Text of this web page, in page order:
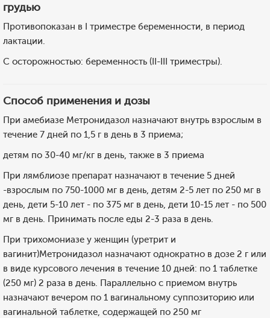
грудью
Противопоказан в I триместре беременности, в период
лактации.
С осторожностью: беременность (II-III триместры).
Способ применения и дозы
При амебиазе Метронидазол назначают внутрь взрослым в
течение 7 дней по 1,5 г в день в 3 приема;
детям по 30-40 мг/кг в день, также в 3 приема
При лямблиозе препарат назначают в течение 5 дней
-взрослым по 750-1000 мг в день, детям 2-5 лет по 250 мг в
день, дети 5-10 лет - по 375 мг в день, дети 10-15 лет - по 500
мг в день. Принимать после еды 2-3 раза в день.
При трихомониазе у женщин (уретрит и
вагинит)Метронидазол назначают однократно в дозе 2 г или
в виде курсового лечения в течение 10 дней: по 1 таблетке
(250 мг) 2 раза в день. Параллельно с приемом внутрь
назначают вечером по 1 вагинальному суппозиторию или
вагинальной таблетке, содержащей по 250 мг